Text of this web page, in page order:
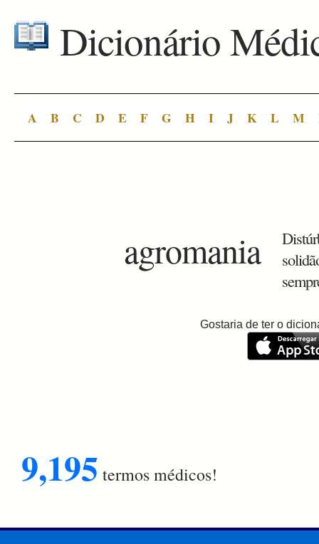
Dicionário
A B C D E F G H I J K L M
agromania
Gostaria de ter o
9,195 termos médicos!